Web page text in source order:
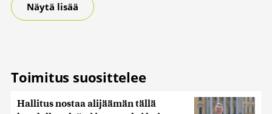
Näytä lisää
Toimitus suosittelee
Hallitus nostaa alijäämän tällä